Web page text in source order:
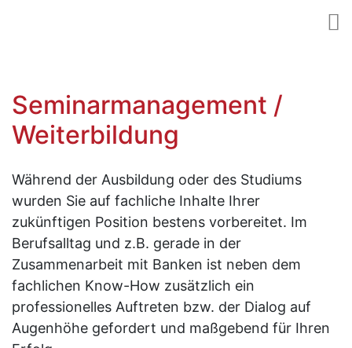
Seminarmanagement /
Weiterbildung
Während der Ausbildung oder des Studiums
wurden Sie auf fachliche Inhalte Ihrer
zukünftigen Position bestens vorbereitet. Im
Berufsalltag und z.B. gerade in der
Zusammenarbeit mit Banken ist neben dem
fachlichen Know-How zusätzlich ein
professionelles Auftreten bzw. der Dialog auf
Augenhöhe gefordert und maßgebend für Ihren